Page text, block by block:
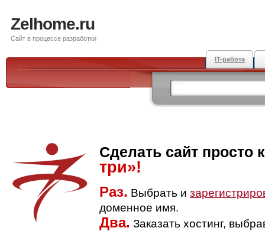
Zelhome.ru
Сайт в процессе разработки
IT-работа
Сделать сайт просто
три»!
Раз. Выбрать и
доменное имя.
Два. Заказать хостинг,